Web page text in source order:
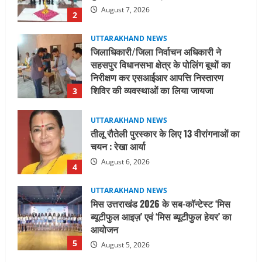
3
शिविर की व्यवस्थाओं का लिया जायजा
4
UTTARAKHAND NEWS
तीलू रौतेली पुरस्कार के लिए 13 वीरांगनाओं का
चयन : रेखा आर्या
August 6, 2026
5
मिस उत्तराखंड 2026 के सब-कॉन्टेस्ट ‘मिस
ब्यूटीफुल आइज़’ एवं ‘मिस ब्यूटीफुल हेयर’ का
आयोजन
August 5, 2026
1
UTTARAKHAND NEWS
धामी कैबिनेट ने लिए कई महत्वपूर्ण निर्णय, अब
सामान्य वर्ग के पशुपालकों को भी गाय एवं भैंस
खरीद पर मिलेगा अनुदान, मजदूरी संहिता
नियमावली-2026 को मिली मंजूरी